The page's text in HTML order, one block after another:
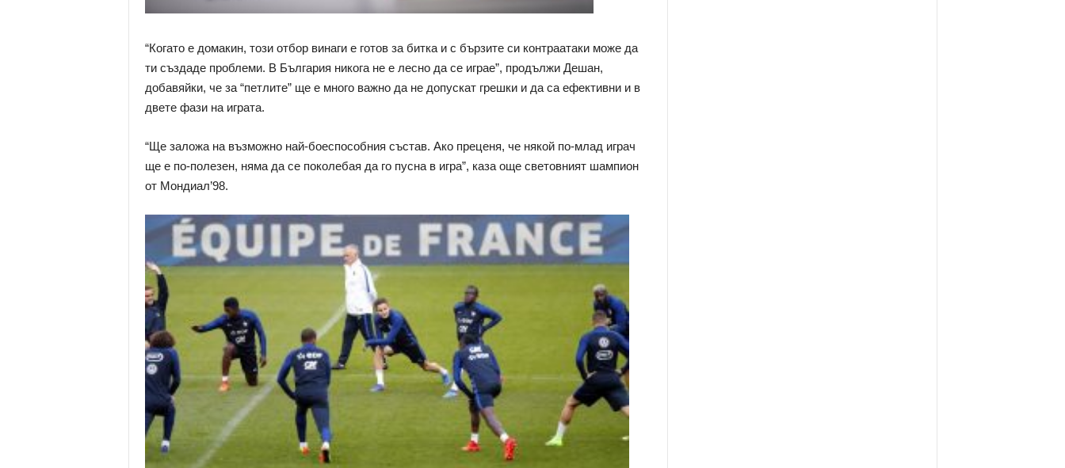
“Когато е домакин, този отбор винаги е готов за битка и с бързите си контраатаки може да
ти създаде проблеми. В България никога не е лесно да се играе”, продължи Дешан,
добавяйки, че за “петлите” ще е много важно да не допускат грешки и да са ефективни и в
двете фази на играта.
“Ще заложа на възможно най-боеспособния състав. Ако преценя, че някой по-млад играч
ще е по-полезен, няма да се поколебая да го пусна в игра”, каза още световният шампион
от Мондиал’98.